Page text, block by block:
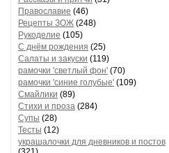
Православие (46)
Рецепты ЗОЖ (248)
Рукоделие (105)
С днём рождения (25)
Салаты и закуски (119)
рамочки 'светлый фон' (70)
рамочки 'синие голубые' (109)
Смайлики (89)
Стихи и проза (284)
Супы (28)
Тесты (12)
украшалочки для дневников и постов